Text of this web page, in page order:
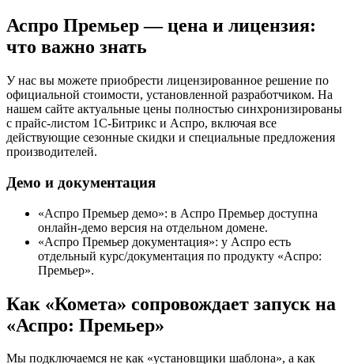
Аспро Премьер — цена и лицензия:
что важно знать
У нас вы можете приобрести лицензированное решение по
официальной стоимости, установленной разработчиком. На
нашем сайте актуальные цены полностью синхронизированы
с прайс-листом 1С-Битрикс и Аспро, включая все
действующие сезонные скидки и специальные предложения
производителей.
Демо и документация
«Аспро Премьер демо»: в Аспро Премьер доступна
онлайн-демо версия на отдельном домене.
«Аспро Премьер документация»: у Аспро есть
отдельный курс/документация по продукту «Аспро:
Премьер».
Как «Комета» сопровождает запуск на
«Аспро: Премьер»
Мы подключаемся не как «установщики шаблона», а как